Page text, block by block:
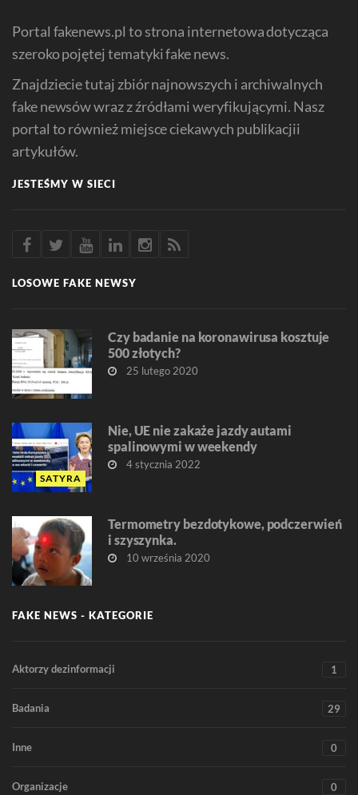
Portal fakenews.pl to strona internetowa dotycząca
szeroko pojętej tematyki fake news.
Znajdziecie tutaj zbiór najnowszych i archiwalnych
fake newsów wraz z źródłami weryfikującymi. Nasz
portal to również miejsce ciekawych publikacjii
artykułów.
JESTEŚMY W SIECI
LOSOWE FAKE NEWSY
Czy badanie na koronawirusa kosztuje
500 złotych?
25 lutego 2020
SATYRA
Nie, UE nie zakaże jazdy autami
spalinowymi w weekendy
4 stycznia 2022
Termometry bezdotykowe, podczerwień
i szyszynka.
10 września 2020
FAKE NEWS - KATEGORIE
Aktorzy dezinformacji 1
Badania 29
Inne 0
Organizacje 0